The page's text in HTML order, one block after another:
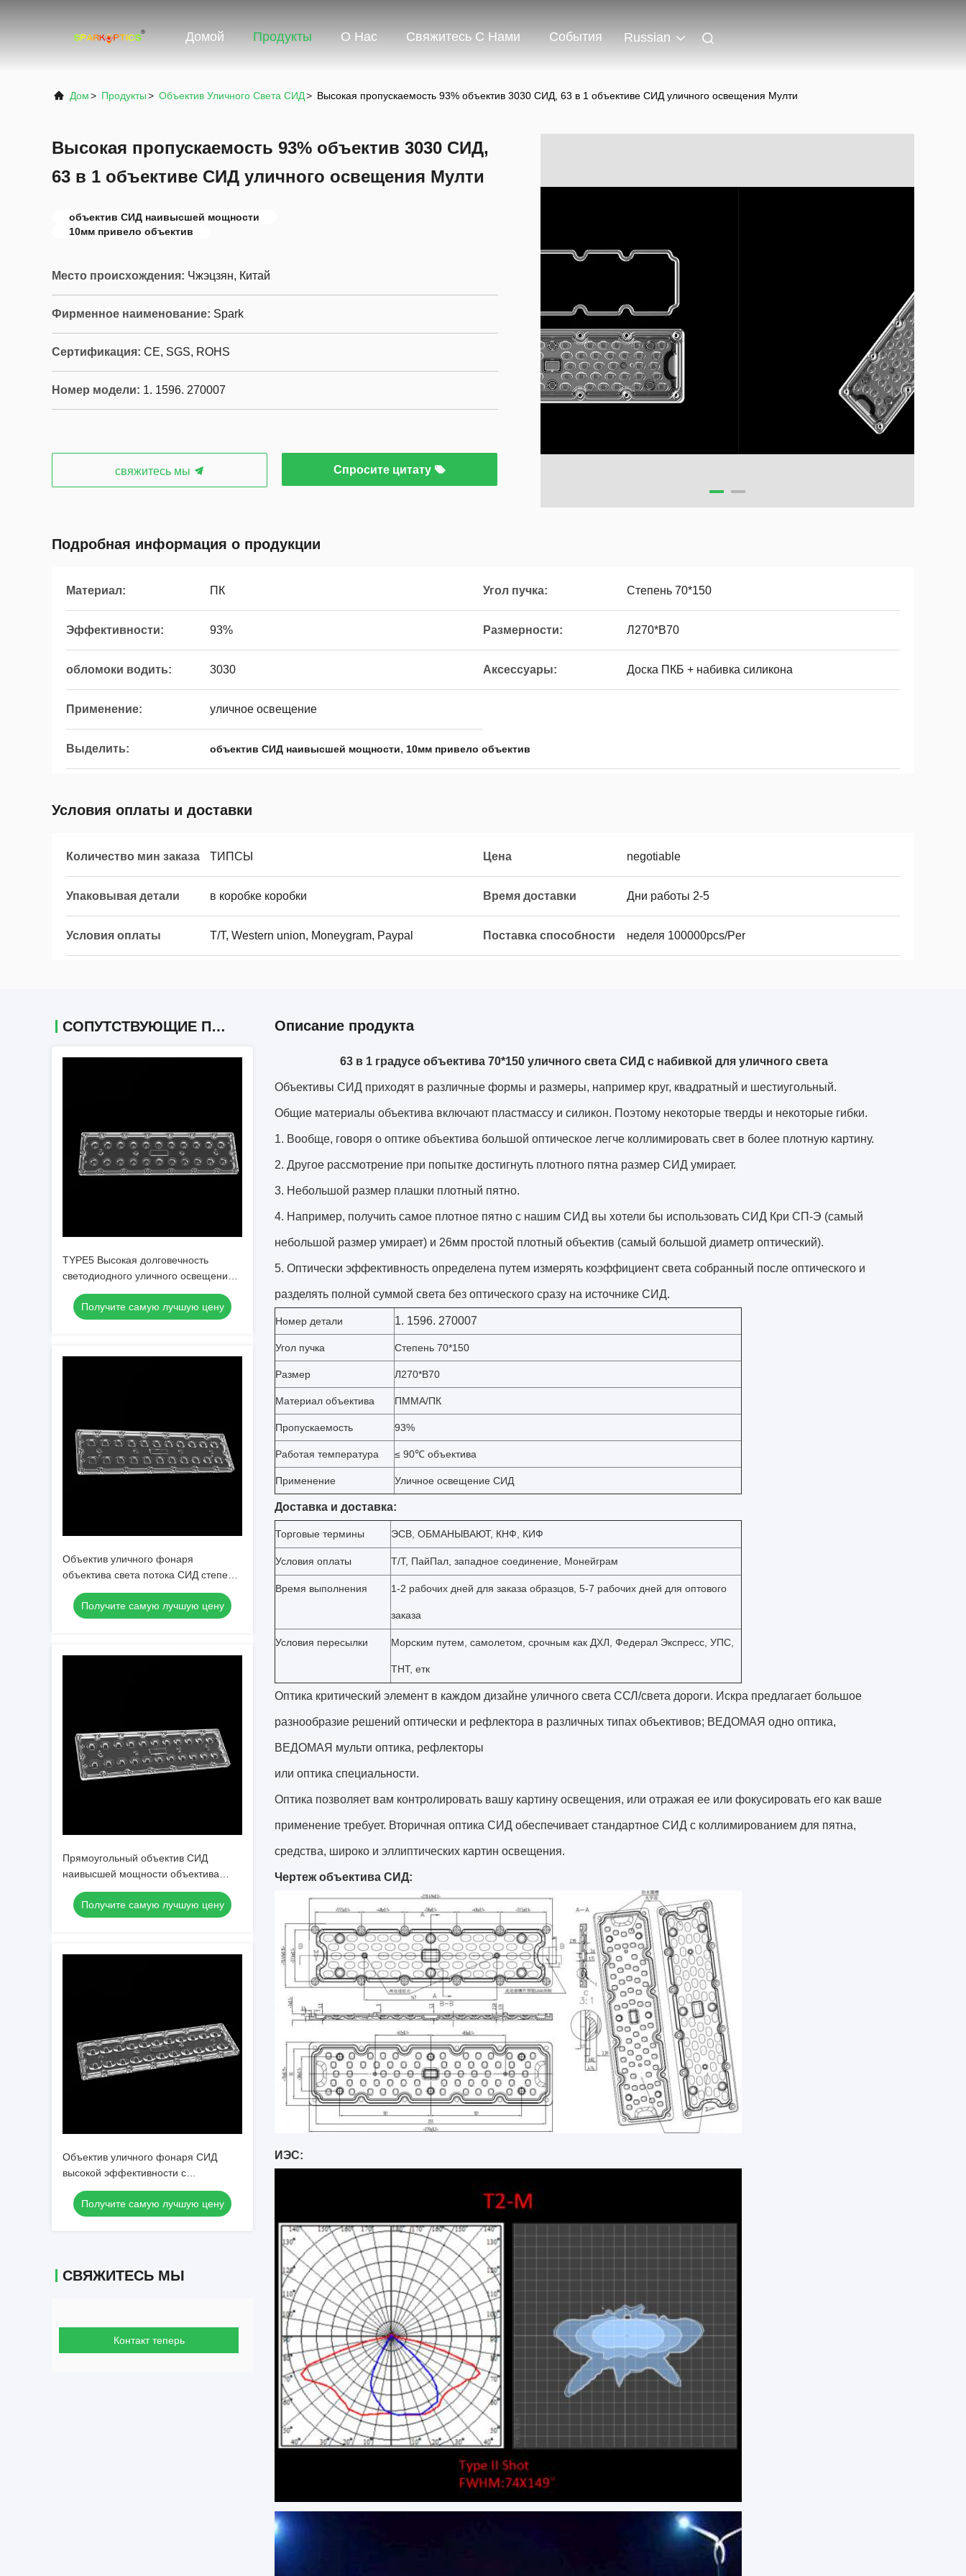
Домой Продукты О Нас Свяжитесь С Нами События Russian
Дом> Продукты> Объектив Уличного Света СИД> Высокая пропускаемость 93% объектив 3030 СИД, 63 в 1 объективе СИД уличного освещения Мулти
Высокая пропускаемость 93% объектив 3030 СИД,
63 в 1 объективе СИД уличного освещения Мулти
объектив СИД наивысшей мощности
10мм привело объектив
Место происхождения: Чжэцзян, Китай
Фирменное наименование: Spark
Сертификация: CE, SGS, ROHS
Номер модели: 1. 1596. 270007
свяжитесь мы Спросите цитату
Подробная информация о продукции
Материал: ПК Угол пучка: Степень 70*150
Эффективности: 93% Размерности: Л270*В70
обломоки водить: 3030 Аксессуары: Доска ПКБ + набивка силикона
Применение: уличное освещение
Выделить: объектив СИД наивысшей мощности, 10мм привело объектив
Условия оплаты и доставки
Количество мин заказа ТИПСЫ Цена negotiable
Упаковывая детали в коробке коробки Время доставки Дни работы 2-5
Условия оплаты T/T, Western union, Moneygram, Paypal Поставка способности неделя 100000pcs/Per
СОПУТСТВУЮЩИЕ ПРОДУКТЫ
TYPE5 Высокая долговечность
светодиодного уличного освещения с
низкой потерей SMD7070 22IN1 для
освещения парковочных площадок
Получите самую лучшую цену
Объектив уличного фонаря
объектива света потока СИД степени
90*120 SMD7070 22IN1
симметричный
Получите самую лучшую цену
Прямоугольный объектив СИД
наивысшей мощности объектива
объектива SMD7070 22IN1 TYPE4S
уличного света СИД
Получите самую лучшую цену
Объектив уличного фонаря СИД
высокой эффективности с
объективом широкого угла СМД7070
22ИН1 ТИП3 луча
Получите самую лучшую цену
СВЯЖИТЕСЬ МЫ
Контакт теперь
Описание продукта
63 в 1 градусе объектива 70*150 уличного света СИД с набивкой для уличного света
Объективы СИД приходят в различные формы и размеры, например круг, квадратный и шестиугольный.
Общие материалы объектива включают пластмассу и силикон. Поэтому некоторые тверды и некоторые гибки.
Вообще, говоря о оптике объектива большой оптическое легче коллимировать свет в более плотную картину.
Другое рассмотрение при попытке достигнуть плотного пятна размер СИД умирает.
Небольшой размер плашки плотный пятно.
Например, получить самое плотное пятно с нашим СИД вы хотели бы использовать СИД Кри СП-Э (самый
небольшой размер умирает) и 26мм простой плотный объектив (самый большой диаметр оптический).
Оптически эффективность определена путем измерять коэффициент света собранный после оптического и
разделять полной суммой света без оптического сразу на источнике СИД.
Номер детали 1. 1596. 270007
Угол пучка Степень 70*150
Размер Л270*В70
Материал объектива ПММА/ПК
Пропускаемость 93%
Работая температура ≤ 90℃ объектива
Применение Уличное освещение СИД
Доставка и доставка:
Торговые термины ЭСВ, ОБМАНЫВАЮТ, КНФ, КИФ
Условия оплаты Т/Т, ПайПал, западное соединение, Монейграм
Время выполнения 1-2 рабочих дней для заказа образцов, 5-7 рабочих дней для оптового
заказа
Условия пересылки Морским путем, самолетом, срочным как ДХЛ, Федерал Экспресс, УПС,
ТНТ, етк
Оптика критический элемент в каждом дизайне уличного света ССЛ/света дороги. Искра предлагает большое
разнообразие решений оптически и рефлектора в различных типах объективов; ВЕДОМАЯ одно оптика,
ВЕДОМАЯ мульти оптика, рефлекторы
или оптика специальности.
Оптика позволяет вам контролировать вашу картину освещения, или отражая ее или фокусировать его как ваше
применение требует. Вторичная оптика СИД обеспечивает стандартное СИД с коллимированием для пятна,
средства, широко и эллиптических картин освещения.
Чертеж объектива СИД:
ИЭС: